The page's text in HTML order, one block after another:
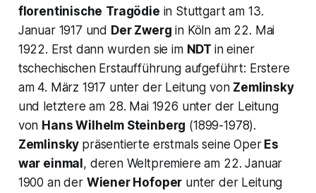
florentinische Tragödie in Stuttgart am 13.
Januar 1917 und Der Zwerg in Köln am 22. Mai
1922. Erst dann wurden sie im NDT in einer
tschechischen Erstaufführung aufgeführt: Erstere
am 4. März 1917 unter der Leitung von Zemlinsky
und letztere am 28. Mai 1926 unter der Leitung
von Hans Wilhelm Steinberg (1899-1978).
Zemlinsky präsentierte erstmals seine OperEs
war einmal, deren Weltpremiere am 22. Januar
1900 an der Wiener Hofoper unter der Leitung